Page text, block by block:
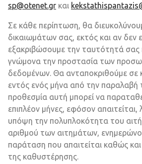
sp@otenet.gr και
Σε κάθε περίπτωση, θα
δικαιωμάτων σας, εκτός και αν δεν
εξακριβώσουμε την ταυτότητά σας
γνώμονα την προστασία των
δεδομένων. Θα ανταποκριθούμε σε
εντός ενός μήνα από την παραλαβή
προθεσμία αυτή μπορεί να
επιπλέον μήνες, εφόσον
υπόψη την πολυπλοκότητα του
αριθμού των αιτημάτων,
παράταση που απαιτείται καθώς
της καθυστέρησης.